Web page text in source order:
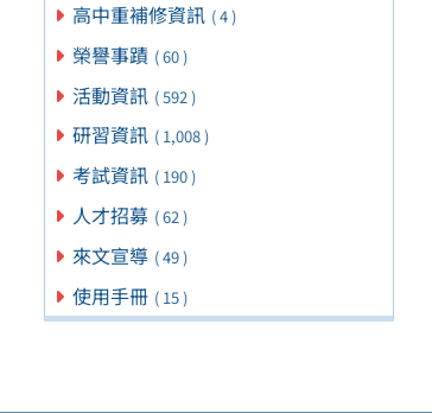
高中重補修資訊 ( 4 )
榮譽事蹟 ( 60 )
活動資訊 ( 592 )
研習資訊 ( 1,008 )
考試資訊 ( 190 )
人才招募 ( 62 )
來文宣導 ( 49 )
使用手冊 ( 15 )